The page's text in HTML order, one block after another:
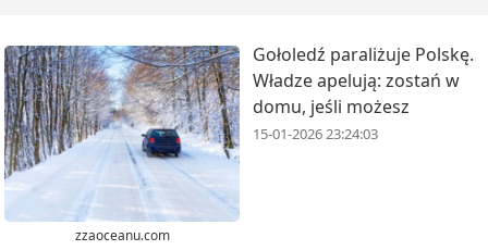
zzaoceanu.com
Gołoledź paraliżuje Polskę.
Władze apelują: zostań w
domu, jeśli możesz
15-01-2026 23:24:03